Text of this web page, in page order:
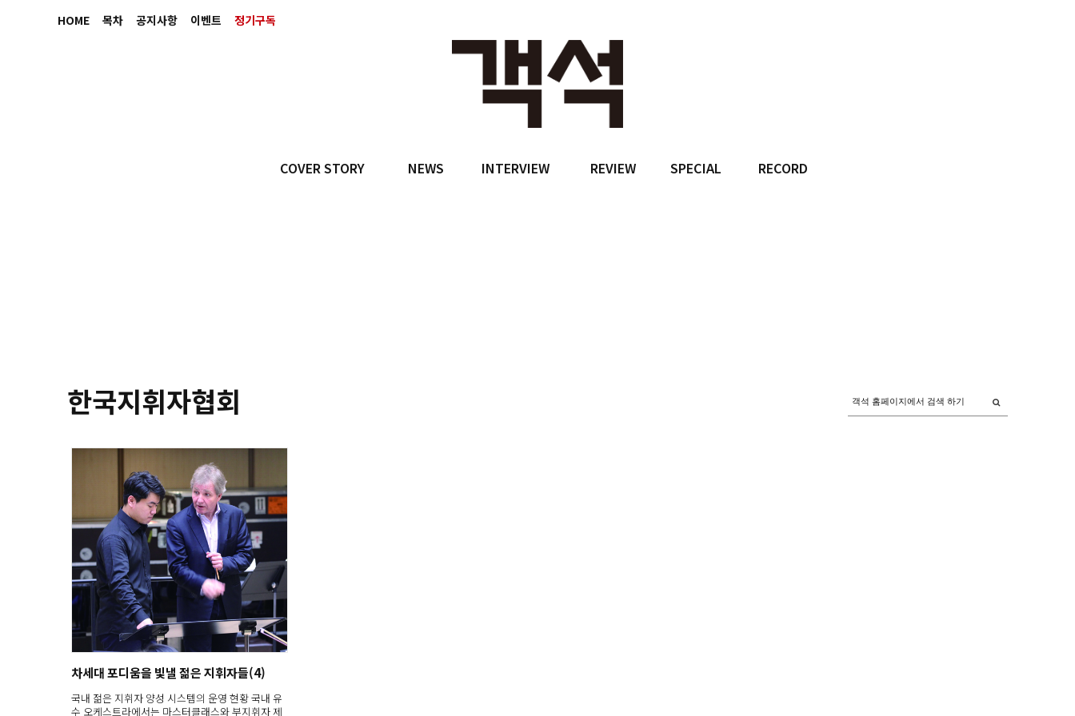
HOME 목차 공지사항 이벤트 정기구독
COVER STORY NEWS INTERVIEW REVIEW SPECIAL RECORD
한국지휘자협회
차세대 포디움을 빛낼 젊은 지휘자들(4)
국내 젊은 지휘자 양성 시스템의 운영 현황 국내 유
수 오케스트라에서는 마스터클래스와 부지휘자 제